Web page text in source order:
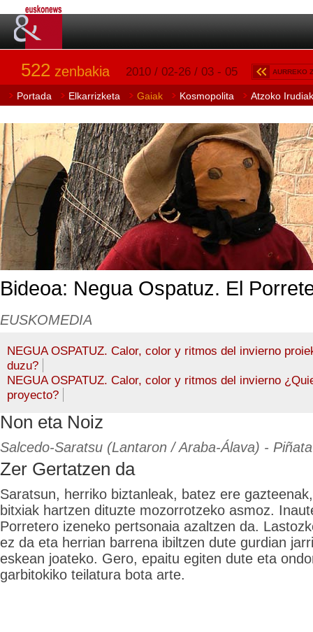
522 zenbakia 2010 / 02-26 / 03 - 05 AURREKO
Portada Elkarrizketa Gaiak Kosmopolita Atzoko Irudiak
Bideoa: Negua Ospatuz. El
EUSKOMEDIA
NEGUA OSPATUZ. Calor, color y ritmos del invierno
duzu?
NEGUA OSPATUZ. Calor, color y ritmos del invierno
proyecto?
Non eta Noiz
Salcedo-Saratsu (Lantaron / Araba-Álava) -
Zer Gertatzen da
Saratsun, herriko biztanleak, batez ere
bitxiak hartzen dituzte mozorrotzeko asmoz.
Porretero izeneko pertsonaia azaltzen da.
ez da eta herrian barrena ibiltzen dute gurdian
eskean joateko. Gero, epaitu egiten dute eta
garbitokiko teilatura bota arte.